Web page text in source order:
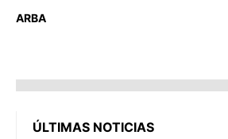
ARBA
ÚLTIMAS NOTICIAS